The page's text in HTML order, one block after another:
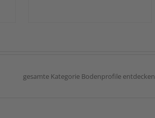
gesamte Kategorie Bodenprofile entdecken